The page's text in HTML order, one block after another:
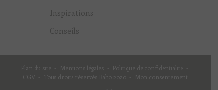
Inspirations
Conseils
Plan du site Mentions légales Politique de confidentialité
CGV
Tous droits réservés Baho 2020 Mon consentement